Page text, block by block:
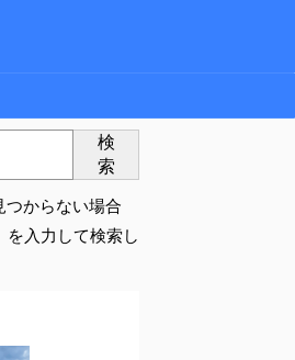
検
索
からない場合
を入力して検索し